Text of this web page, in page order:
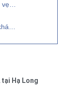
Z
tại Hạ Long